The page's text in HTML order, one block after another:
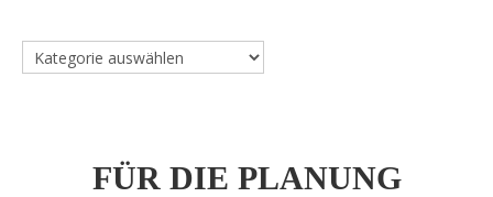
Dienstleister
FÜR DIE PLANUNG